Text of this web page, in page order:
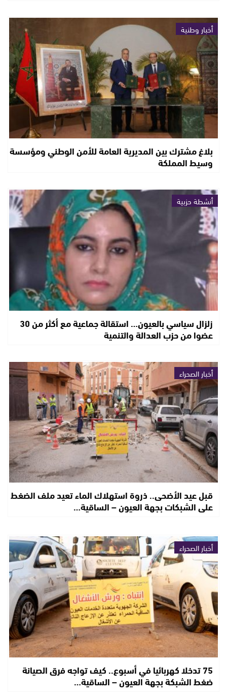
أخبار وطنية
بلاغ مشترك بين المديرية العامة للأمن الوطني ومؤسسة
وسيط المملكة
أنشطة حزبية
زلزال سياسي بالعيون… استقالة جماعية مع أكثر من 30
عضوا من حزب العدالة والتنمية
أخبار الصحراء
قبل عيد الأضحى.. ذروة استهلاك الماء تعيد ملف الضغط
على الشبكات بجهة العيون – الساقية…
أخبار الصحراء
75 تدخلا كهربائيا في أسبوع.. كيف تواجه فرق الصيانة
ضغط الشبكة بجهة العيون – الساقية…